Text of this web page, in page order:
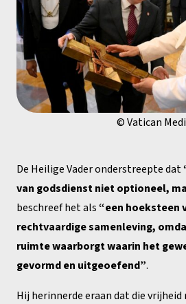
© Vatican
De Heilige Vader onderstreepte dat
van godsdienst niet optioneel,
beschreef het als“een hoeksteen
rechtvaardige samenleving,
ruimte waarborgt waarin het
gevormd en uitgeoefend”.
Hij herinnerde eraan dat die